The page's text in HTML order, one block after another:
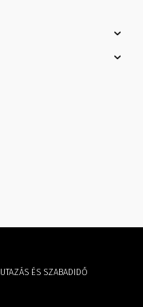
UTAZÁS ÉS SZABADIDŐ